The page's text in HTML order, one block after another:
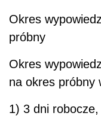
Okres
próbny
Okres
na okres próbny
1) 3 dni